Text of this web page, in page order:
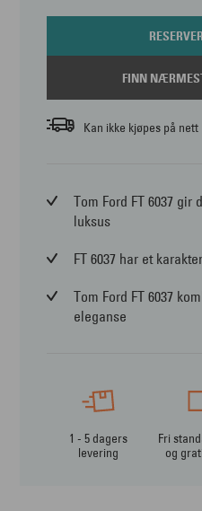
FINN
Kan ikke kjøpes på nett
Tom Ford FT 6037
luksus
FT 6037 har et
Tom Ford FT 6037
eleganse
1 - 5 dagers
levering
Fri
og